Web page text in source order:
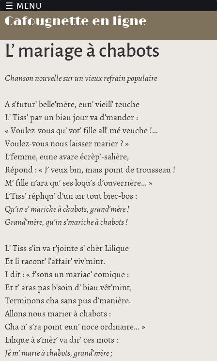
Cafougnette en ligne
L’ mariage à chabots
Chanson nouvelle sur un vieux refrain populaire
A s’futur’ belle’mère, eun’ vieill’ teuche
L’ Tiss’ par un biau jour va d’mander :
« Voulez-vous qu’ vot’ fille all’ mé veuche !…
Voulez-vous nous laisser marier ? »
L’femme, eune avare écrèp’-salière,
Répond : « J’ veux bin, mais point de trousseau !
M’ fille n’ara qu’ ses loqu’s d’ouverrière… »
L’Tiss’ répliqu’ d’un air tout biec-bos :
Qu’in s’ mariche à chabots, grand’mère !
Grand’mère, qu’in s’mariche à chabots !
L’ Tiss s’in va r’jointe s’ chèr Lilique
Et li racont’ l’affair’ viv’mint.
I dit : « f’sons un mariac’ comique :
Et t’ aras pas b’soin d’ biau vêt’mint,
Terminons cha sans pus d’manière.
Allons nous marier à chabots :
Cha n’ s’ra point eun’ noce ordinaire… »
Lilique à s’mèr’ va dir’ ces mots :
Jé m’ marie à chabots, grand’mère ;